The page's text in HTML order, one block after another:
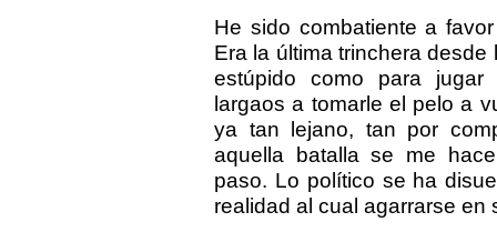
He sido combatiente a
Era la última trinchera
estúpido como para
largaos a tomarle el pelo a
ya tan lejano, tan por
aquella batalla se me
paso. Lo político se ha
realidad al cual agarrarse en